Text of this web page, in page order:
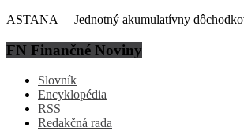
ASTANA – Jednotný akumulatívny
FN Finančné Noviny
Slovník
Encyklopédia
RSS
Redakčná rada